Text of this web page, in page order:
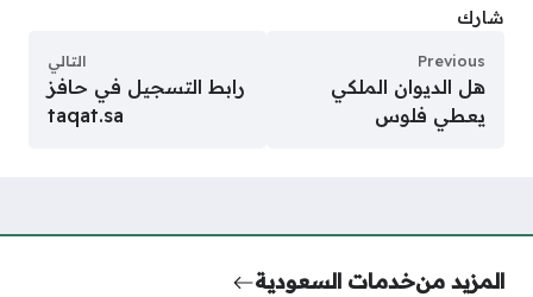
شارك
Previous
هل الديوان الملكي
يعطي فلوس
التالي
رابط التسجيل في حافز
taqat.sa
المزيد منخدمات السعودية